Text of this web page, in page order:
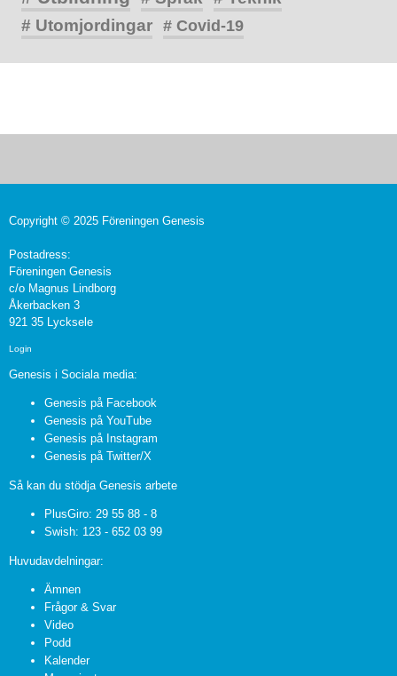
# Utomjordingar # Covid-19
Copyright © 2025 Föreningen Genesis
Postadress:
Föreningen Genesis
c/o Magnus Lindborg
Åkerbacken 3
921 35 Lycksele
Login
Genesis i Sociala media:
Genesis på Facebook
Genesis på YouTube
Genesis på Instagram
Genesis på Twitter/X
Så kan du stödja Genesis arbete
PlusGiro: 29 55 88 - 8
Swish: 123 - 652 03 99
Huvudavdelningar:
Ämnen
Frågor & Svar
Video
Podd
Kalender